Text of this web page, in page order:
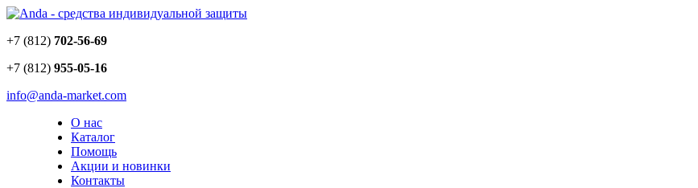
+7 (812) 702-56-69
+7 (812) 955-05-16
info@anda-market.com
О нас
Каталог
Помощь
Акции и новинки
Контакты